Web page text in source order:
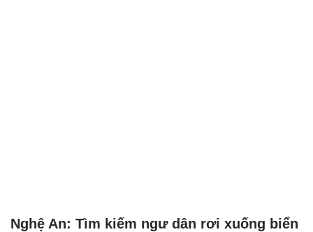
Nghệ An: Tìm kiếm ngư dân rơi xuống biển